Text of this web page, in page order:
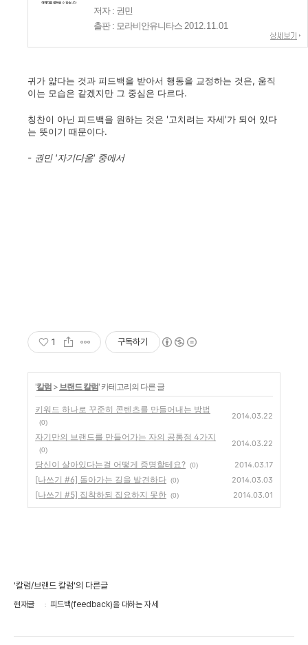
저자 : 권민
출판 : 모라비안유니타스 2012.11.01
귀가 얇다는 것과 피드백을 받아서 행동을 교정하는 것은, 움직
이는 모습은 같겠지만 그 중심은 다르다.
칭찬이 아닌 피드백을 원하는 것은 '고치려는 자세'가 되어 있다
는 뜻이기 때문이다.
- 권민 '자기다움' 중에서
1 구독하기
'칼럼 > 브랜드 칼럼' 카테고리의 다른 글
키워드 하나로 꾸준히 콘텐츠를 만들어내는 방법
(0)
2014.03.22
자기만의 브랜드를 만들어가는 자의 공통점 4가지
(0)
2014.03.22
당신이 살아있다는걸 어떻게 증명할테요? (0) 2014.03.17
[나쓰기 #6] 돌아가는 길을 발견하다 (0) 2014.03.03
[나쓰기 #5] 집착하되 집요하지 못한 (0) 2014.03.01
'칼럼/브랜드 칼럼'의 다른글
현재글 피드백(feedback)을 대하는 자세